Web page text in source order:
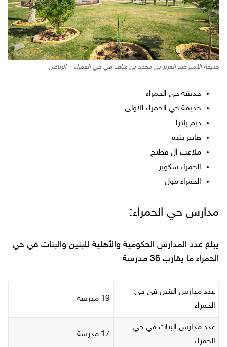
حديقة الأمير عبد العزيز بن محمد بن عياف في حي الحمراء – الرياض
حديقة حي الحمراء
حديقة حي الحمراء الأولى
ديم بلازا
هايبر بنده
ملاعب ال فطيح
الحمراء سكوير
الحمراء مول
مدارس حي الحمراء:
يبلغ عدد المدارس الحكومية والأهلية للبنين والبنات في حي
الحمراء ما يقارب 36 مدرسة
عدد مدارس البنين في حي
الحمراء
19 مدرسة
عدد مدارس البنات في حي
الحمراء
17 مدرسة